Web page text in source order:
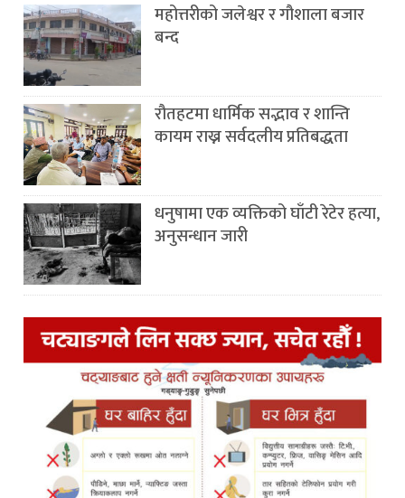
महोत्तरीको जलेश्वर र गौशाला बजार
बन्द
रौतहटमा धार्मिक सद्भाव र शान्ति
कायम राख्न सर्वदलीय प्रतिबद्धता
धनुषामा एक व्यक्तिको घाँटी रेटेर हत्या,
अनुसन्धान जारी